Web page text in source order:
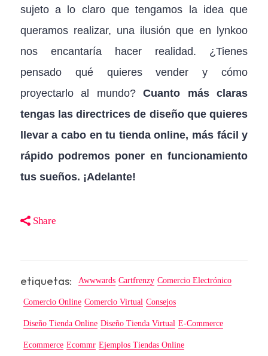
sujeto a lo claro que tengamos la idea que
queramos realizar, una ilusión que en lynkoo
nos encantaría hacer realidad. ¿Tienes
pensado qué quieres vender y cómo
proyectarlo al mundo?Cuanto más claras
tengas las directrices de diseño que quieres
llevar a cabo en tu tienda online, más fácil y
rápido podremos poner en funcionamiento
tus sueños. ¡Adelante!
Share
etiquetas: Awwwards Cartfrenzy Comercio Electrónico
Comercio Online Comercio Virtual Consejos
Diseño Tienda Online Diseño Tienda Virtual E-Commerce
Ecommerce Ecommr Ejemplos Tiendas Online